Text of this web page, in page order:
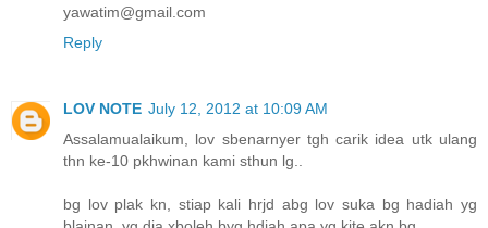
yawatim@gmail.com
Reply
LOV NOTE July 12, 2012 at 10:09 AM
Assalamualaikum, lov sbenarnyer tgh carik idea utk ulang
thn ke-10 pkhwinan kami sthun lg..
bg lov plak kn, stiap kali hrjd abg lov suka bg hadiah yg